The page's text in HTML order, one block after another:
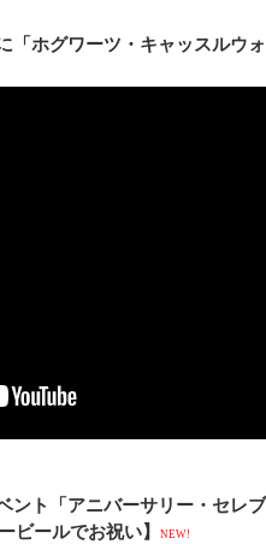
「ホグワーツ・キャッスルウ
ント「アニバーサリー・セレ
ビールでお祝い】
NEW!